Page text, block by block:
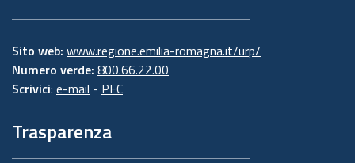
Sito web: www.regione.emilia-romagna.it/urp/
Numero verde: 800.66.22.00
Scrivici: e-mail - PEC
Trasparenza